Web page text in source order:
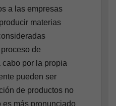
a las empresas
materias
de
por la propia
pueden ser
de productos no
más pronunciado